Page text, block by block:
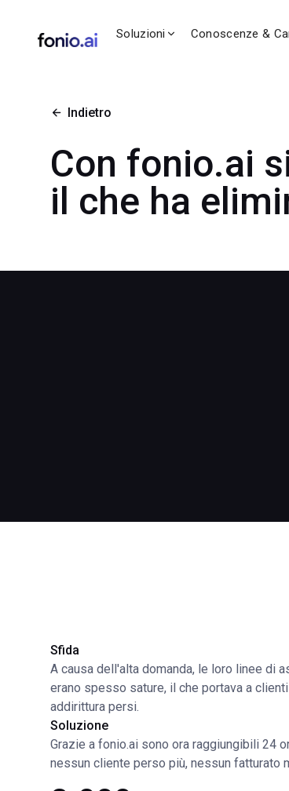
Soluzioni Conoscenze &
Indietro
Con fonio.ai
il che ha
Sfida
A causa dell'alta domanda, le loro linee di
erano spesso sature, il che portava a
addirittura persi.
Soluzione
Grazie a fonio.ai sono ora raggiungibili 24
nessun cliente perso più, nessun fatturato